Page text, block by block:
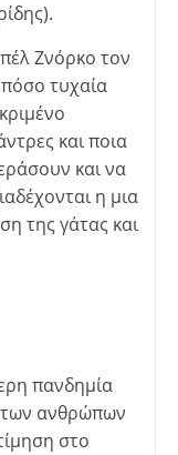
Ζνόρκο τον
τυχαία
και ποια
και να
η μια
της γάτας και
πανδημία
των ανθρώπων
στο